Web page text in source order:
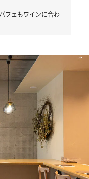
フェもワインに合わ